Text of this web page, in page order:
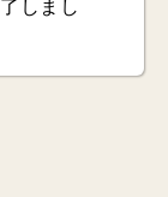
しまし